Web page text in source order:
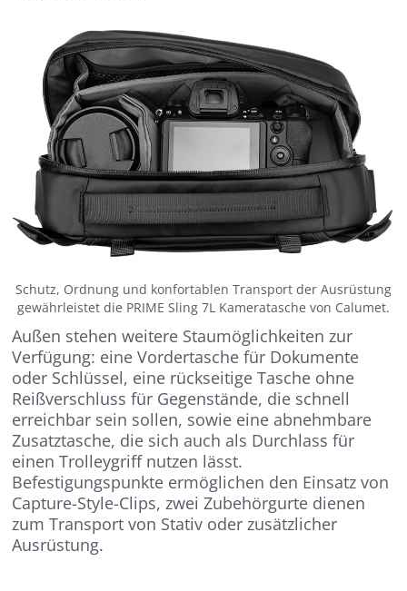
Schutz, Ordnung und konfortablen Transport der Ausrüstung
gewährleistet die PRIME Sling 7L Kameratasche von Calumet.
Außen stehen weitere Staumöglichkeiten zur
Verfügung: eine Vordertasche für Dokumente
oder Schlüssel, eine rückseitige Tasche ohne
Reißverschluss für Gegenstände, die schnell
erreichbar sein sollen, sowie eine abnehmbare
Zusatztasche, die sich auch als Durchlass für
einen Trolleygriff nutzen lässt.
Befestigungspunkte ermöglichen den Einsatz von
Capture-Style-Clips, zwei Zubehörgurte dienen
zum Transport von Stativ oder zusätzlicher
Ausrüstung.